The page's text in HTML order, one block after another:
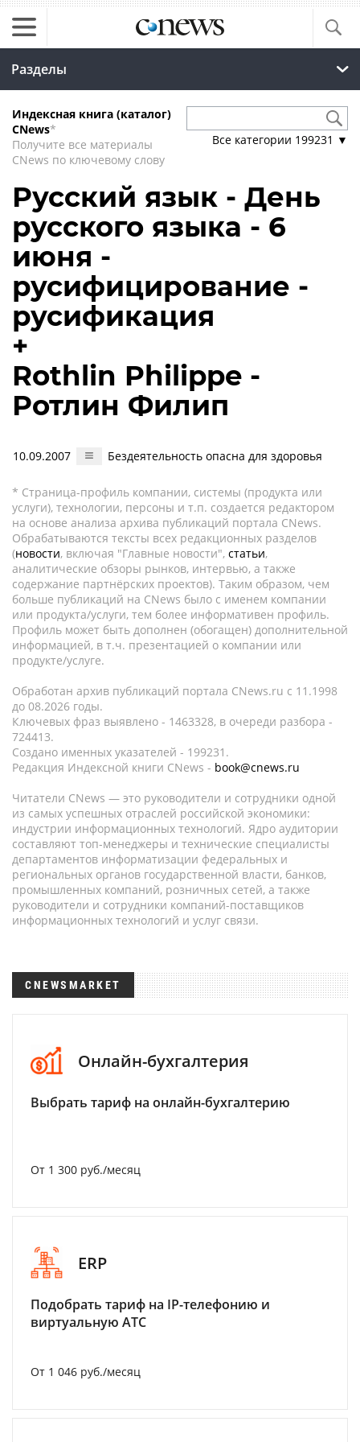
Разделы
Индексная книга (каталог)
CNews*
Получите все материалы
CNews по ключевому слову
Все категории 199231 ▼
Русский язык - День
русского языка - 6
июня -
русифицирование -
русификация
+
Rothlin Philippe -
Ротлин Филип
10.09.2007 Бездеятельность опасна для здоровья
* Страница-профиль компании, системы (продукта или
услуги), технологии, персоны и т.п. создается редактором
на основе анализа архива публикаций портала CNews.
Обрабатываются тексты всех редакционных разделов
(новости, включая "Главные новости", статьи,
аналитические обзоры рынков, интервью, а также
содержание партнёрских проектов). Таким образом, чем
больше публикаций на CNews было с именем компании
или продукта/услуги, тем более информативен профиль.
Профиль может быть дополнен (обогащен) дополнительной
информацией, в т.ч. презентацией о компании или
продукте/услуге.
Обработан архив публикаций портала CNews.ru c 11.1998
до 08.2026 годы.
Ключевых фраз выявлено - 1463328, в очереди разбора -
724413.
Создано именных указателей - 199231.
Редакция Индексной книги CNews - book@cnews.ru
Читатели CNews — это руководители и сотрудники одной
из самых успешных отраслей российской экономики:
индустрии информационных технологий. Ядро аудитории
составляют топ-менеджеры и технические специалисты
департаментов информатизации федеральных и
региональных органов государственной власти, банков,
промышленных компаний, розничных сетей, а также
руководители и сотрудники компаний-поставщиков
информационных технологий и услуг связи.
CNEWSMARKET
Онлайн-бухгалтерия
Выбрать тариф на онлайн-бухгалтерию
От 1 300 руб./месяц
ERP
Подобрать тариф на IP-телефонию и
виртуальную АТС
От 1 046 руб./месяц